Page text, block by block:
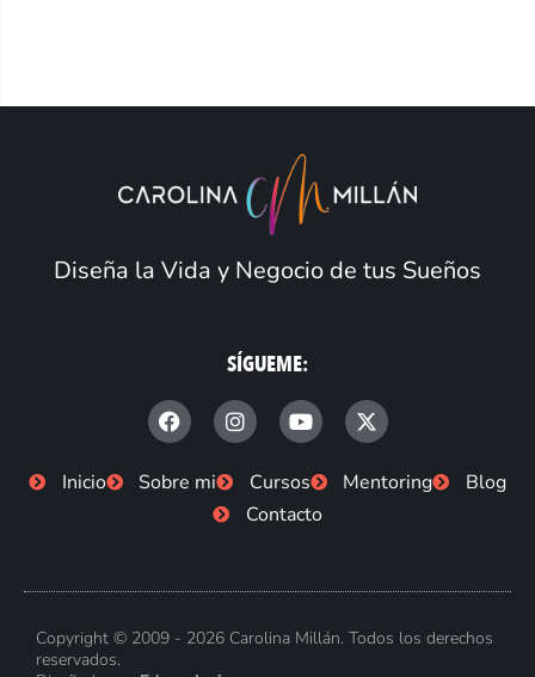
Diseña la Vida y Negocio de tus Sueños
SÍGUEME:
F
a
c
e
b
I
n
s
Y
o
u
t
u
b
X
-
t
w
i
Inicio Sobre mi Cursos Mentoring
Blog
Contacto
Copyright © 2009 - 2026 Carolina Millán. Todos los derechos
reservados.